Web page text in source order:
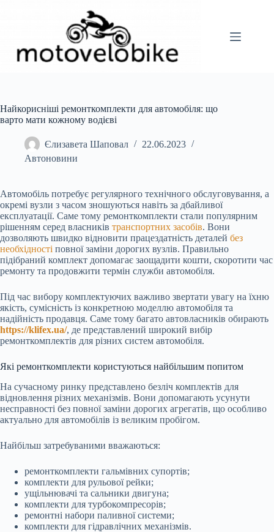
Найкорисніші ремонткомплекти для автомобіля: що
варто мати кожному водієві
Єлизавета Шаповал
22.06.2023
Автоновини
Автомобіль потребує регулярного технічного обслуговування, а
окремі вузли з часом зношуються навіть за дбайливої
експлуатації. Саме тому ремонткомплекти стали популярним
рішенням серед власників транспортних засобів. Вони
дозволяють швидко відновити працездатність деталей без
необхідності повної заміни дорогих вузлів. Правильно
підібраний комплект допомагає заощадити кошти, скоротити час
ремонту та продовжити термін служби автомобіля.
Під час вибору комплектуючих важливо звертати увагу на їхню
якість, сумісність із конкретною моделлю автомобіля та
надійність продавця. Саме тому багато автовласників обирають
https://klifex.ua/, де представлений широкий вибір
ремонткомплектів для різних систем автомобіля.
Які ремонткомплекти користуються найбільшим попитом
На сучасному ринку представлено безліч комплектів для
відновлення різних механізмів. Вони допомагають усунути
несправності без повної заміни дорогих агрегатів, що особливо
актуально для автомобілів із великим пробігом.
Найбільш затребуваними вважаються:
ремонткомплекти гальмівних супортів;
комплекти для рульової рейки;
ущільнювачі та сальники двигуна;
комплекти для турбокомпресорів;
ремонтні набори паливної системи;
комплекти для гідравлічних механізмів.